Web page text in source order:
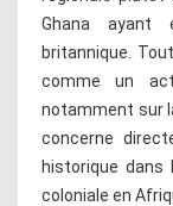
Ghana ayant
britannique.
comme un
notamment sur
concerne
historique dans
coloniale en